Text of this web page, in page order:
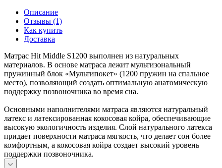
Описание
Отзывы (1)
Как купить
Доставка
Матрас Hit Middle S1200 выполнен из натуральных
материалов. В основе матраса лежит мультизональный
пружинный блок «Мультипокет» (1200 пружин на спальное
место), позволяющий создать оптимальную анатомическую
поддержку позвоночника во время сна.
Основными наполнителями матраса являются натуральный
латекс и латексированная кокосовая койра, обеспечивающие
высокую экологичность изделия. Слой натурального латекса
придает поверхности матраса мягкость, что делает сон более
комфортным, а кокосовая койра создает высокий уровень
поддержки позвоночника.